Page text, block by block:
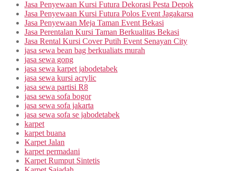
Jasa Penyewaan Kursi Futura Dekorasi Pesta Depok
Jasa Penyewaan Kursi Futura Polos Event Jagakarsa
Jasa Penyewaan Meja Taman Event Bekasi
Jasa Perentalan Kursi Taman Berkualitas Bekasi
Jasa Rental Kursi Cover Putih Event Senayan City
jasa sewa bean bag berkualiats murah
jasa sewa gong
jasa sewa karpet jabodetabek
jasa sewa kursi acrylic
jasa sewa partisi R8
jasa sewa sofa bogor
jasa sewa sofa jakarta
jasa sewa sofa se jabodetabek
karpet
karpet buana
Karpet Jalan
karpet permadani
Karpet Rumput Sintetis